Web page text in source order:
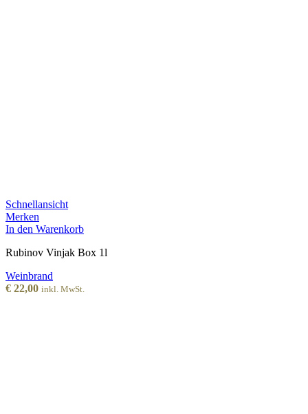
Schnellansicht
Merken
In den Warenkorb
Rubinov Vinjak Box 1l
Weinbrand
€ 22,00 inkl. MwSt.